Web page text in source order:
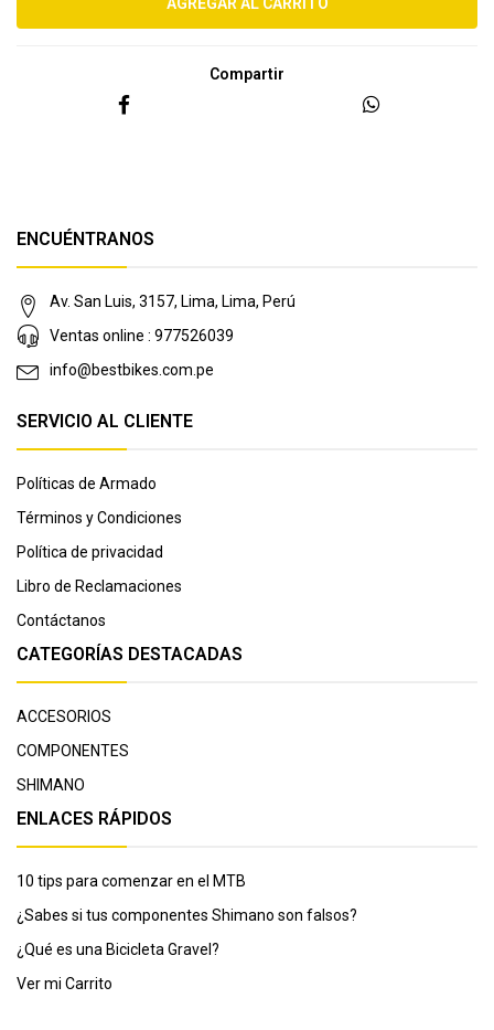
Compartir
ENCUÉNTRANOS
Av. San Luis, 3157, Lima, Lima, Perú
Ventas online : 977526039
info@bestbikes.com.pe
SERVICIO AL CLIENTE
Políticas de Armado
Términos y Condiciones
Política de privacidad
Libro de Reclamaciones
Contáctanos
CATEGORÍAS DESTACADAS
ACCESORIOS
COMPONENTES
SHIMANO
ENLACES RÁPIDOS
10 tips para comenzar en el MTB
¿Sabes si tus componentes Shimano son falsos?
¿Qué es una Bicicleta Gravel?
Ver mi Carrito